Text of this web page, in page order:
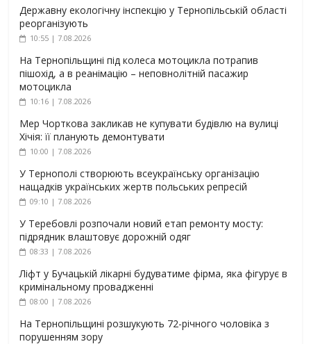
Державну екологічну інспекцію у Тернопільській області
реорганізують
10:55 | 7.08.2026
На Тернопільщині під колеса мотоцикла потрапив
пішохід, а в реанімацію – неповнолітній пасажир
мотоцикла
10:16 | 7.08.2026
Мер Чорткова закликав не купувати будівлю на вулиці
Хічія: її планують демонтувати
10:00 | 7.08.2026
У Тернополі створюють всеукраїнську організацію
нащадків українських жертв польських репресій
09:10 | 7.08.2026
У Теребовлі розпочали новий етап ремонту мосту:
підрядник влаштовує дорожній одяг
08:33 | 7.08.2026
Ліфт у Бучацькій лікарні будуватиме фірма, яка фігурує в
кримінальному провадженні
08:00 | 7.08.2026
На Тернопільщині розшукують 72-річного чоловіка з
порушенням зору